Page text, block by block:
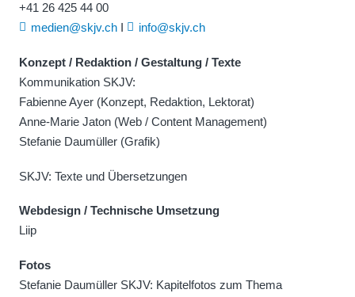
+41 26 425 44 00
medien@skjv.ch I info@skjv.ch
Konzept / Redaktion / Gestaltung / Texte
Kommunikation SKJV:
Fabienne Ayer (Konzept, Redaktion, Lektorat)
Anne-Marie Jaton (Web / Content Management)
Stefanie Daumüller (Grafik)
SKJV: Texte und Übersetzungen
Webdesign / Technische Umsetzung
Liip
Fotos
Stefanie Daumüller SKJV: Kapitelfotos zum Thema